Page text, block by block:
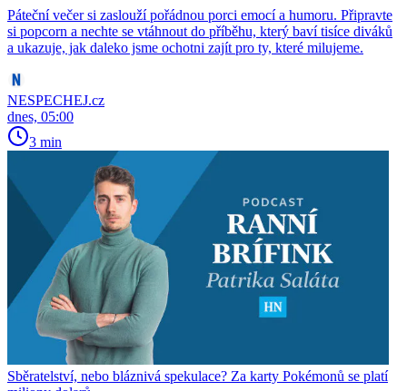
Páteční večer si zaslouží pořádnou porci emocí a humoru. Připravte
si popcorn a nechte se vtáhnout do příběhu, který baví tisíce diváků
a ukazuje, jak daleko jsme ochotni zajít pro ty, které milujeme.
NESPECHEJ.cz
dnes, 05:00
3 min
Sběratelství, nebo bláznivá spekulace? Za karty Pokémonů se platí